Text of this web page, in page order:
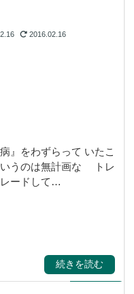
2016.02.16
』をわずらって いたこ
うのは無計画な トレ
ードして…
続きを読む